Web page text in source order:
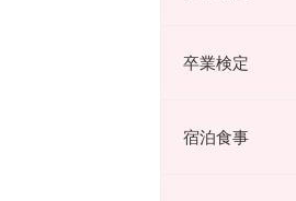
卒業検定
宿泊食事